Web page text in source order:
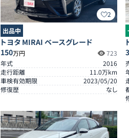
2
出品中
トヨタ MIRAI ベースグレード
150万円
723
年式
2016
走行距離
11.0万km
車検有効期限
2023/05/20
修復歴
なし